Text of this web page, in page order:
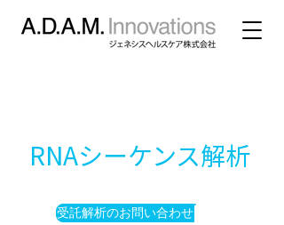
RNAシーケンス解析
受託解析のお問い合わせ